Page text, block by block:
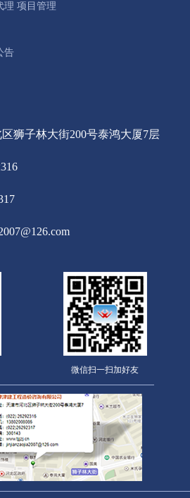
理 项目管理
告
狮子林大街200号泰鸿大厦7层
微信扫一扫加好友